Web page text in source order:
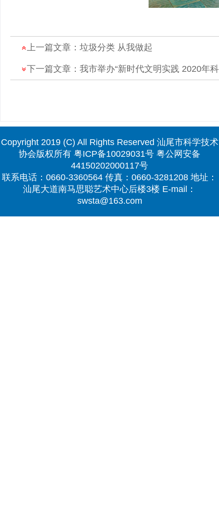
上一篇文章： 垃圾分类 从我做起
下一篇文章： 我市举办“新时代文明实践 2020年
Copyright 2019 (C) All Rights Reserved 汕尾市科学技术
协会版权所有 粤ICP备10029031号 粤公网安备
44150202000117号
联系电话：0660-3360564 传真：0660-3281208 地址：
汕尾大道南马思聪艺术中心后楼3楼 E-mail：
swsta@163.com